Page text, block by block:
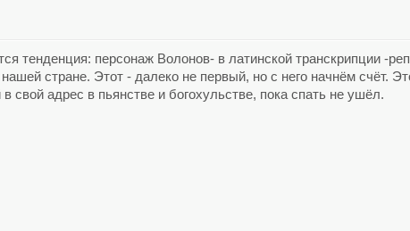
тенденция: персонаж Волонов- в латинской транскрипции -
стране. Этот - далеко не первый, но с него начнём счёт.
адрес в пьянстве и богохульстве, пока спать не ушёл.